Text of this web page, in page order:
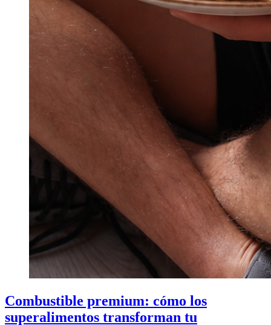
Combustible premium: cómo los
superalimentos transforman tu